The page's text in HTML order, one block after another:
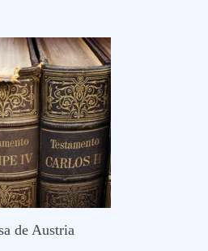
de Austria